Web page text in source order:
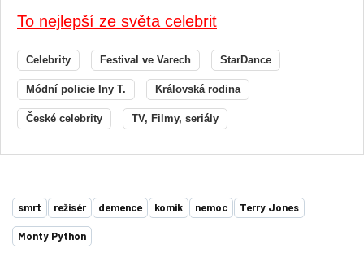
To nejlepší ze světa celebrit
Celebrity Festival ve Varech StarDance
Módní policie Iny T. Královská rodina
České celebrity TV, Filmy, seriály
smrt režisér demence komik nemoc Terry Jones
Monty Python